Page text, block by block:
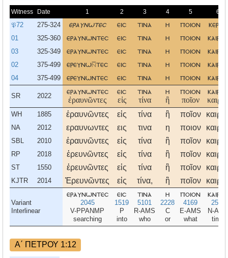
Witness Date 1 2 3 4 5 6
𝔓72 275-324 εραυνωτεσ εισ τινα η ποιον κερον
01 325-360 εραυνωντεσ εισ τινα η ποιον
03 325-349 εραυνωντεσ εισ τινα η ποιον
02 375-499 ερευνωτεσ εισ τινα η ποιον
04 375-499 ερευνωντεσ εισ τινα η ποιον
SR 2022
εραυνωντεσ
ἐραυνῶντες
εισ
εἰς
τινα
τίνα
η
ἢ
ποιον
ποῖον
WH 1885 ἐραυνῶντες εἰς τίνα ἢ ποῖον
NA 2012 εραυνωντες εις τινα η ποιον
SBL 2010 ἐραυνῶντες εἰς τίνα ἢ ποῖον
RP 2018 ἐρευνῶντες εἰς τίνα ἢ ποῖον
ST 1550 ἐρευνῶντες εἰς τίνα ἢ ποῖον
KJTR 2014 Ἐρευνῶντες εἰς τίνα, ἢ ποῖον
Variant
Interlinear
εραυνωντεσ
2045
V-PPANMP
searching
εισ
1519
P
into
τινα
5101
R-AMS
who
η
2228
C
or
ποιον
4169
E-AMS
what
2540
N-
time
Α΄ ΠΕΤΡΟΥ 1:12